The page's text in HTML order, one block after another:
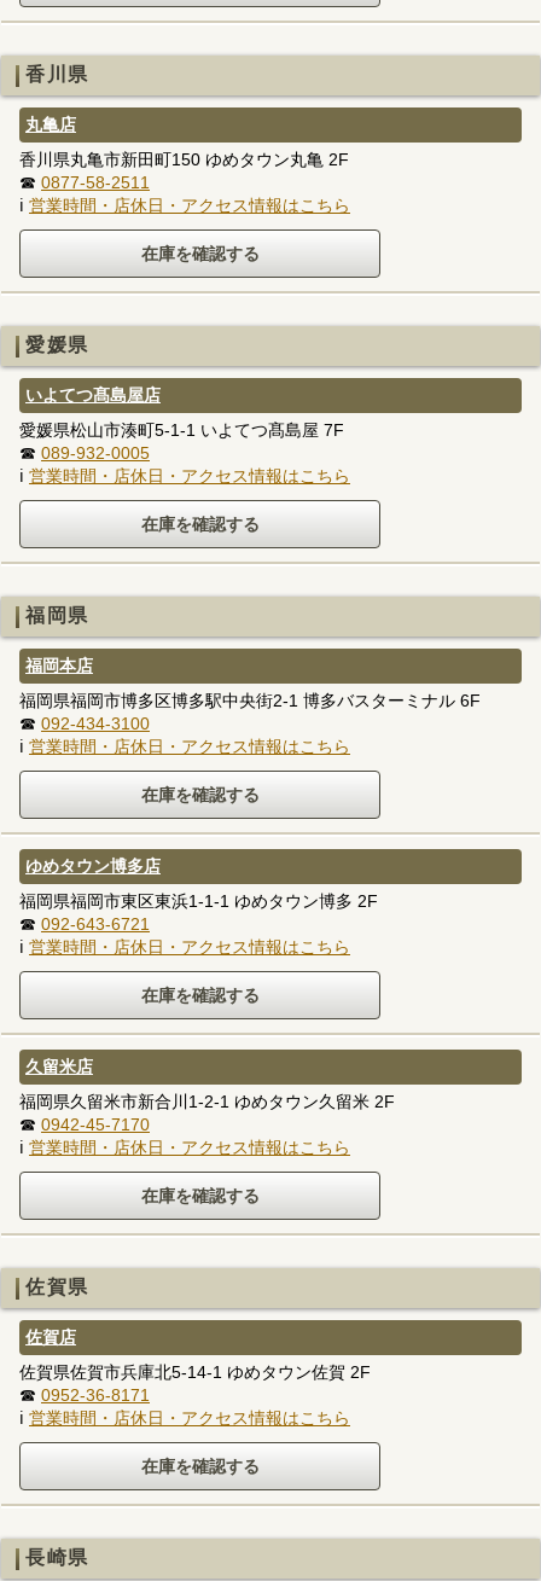
香川県
丸亀店
香川県丸亀市新田町150 ゆめタウン丸亀 2F
☎ 0877-58-2511
ℹ 営業時間・店休日・アクセス情報はこちら
愛媛県
いよてつ髙島屋店
愛媛県松山市湊町5-1-1 いよてつ髙島屋 7F
☎ 089-932-0005
ℹ 営業時間・店休日・アクセス情報はこちら
福岡県
福岡本店
福岡県福岡市博多区博多駅中央街2-1 博多バスターミナル 6F
☎ 092-434-3100
ℹ 営業時間・店休日・アクセス情報はこちら
ゆめタウン博多店
福岡県福岡市東区東浜1-1-1 ゆめタウン博多 2F
☎ 092-643-6721
ℹ 営業時間・店休日・アクセス情報はこちら
久留米店
福岡県久留米市新合川1-2-1 ゆめタウン久留米 2F
☎ 0942-45-7170
ℹ 営業時間・店休日・アクセス情報はこちら
佐賀県
佐賀店
佐賀県佐賀市兵庫北5-14-1 ゆめタウン佐賀 2F
☎ 0952-36-8171
ℹ 営業時間・店休日・アクセス情報はこちら
長崎県